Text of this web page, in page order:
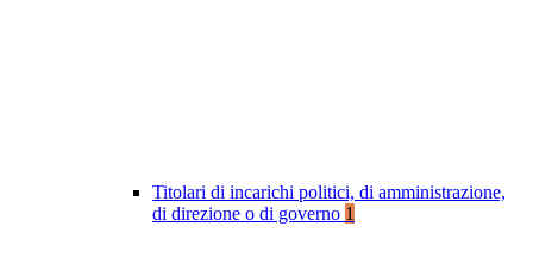
Titolari di incarichi politici, di amministrazione,
di direzione o di governo 1